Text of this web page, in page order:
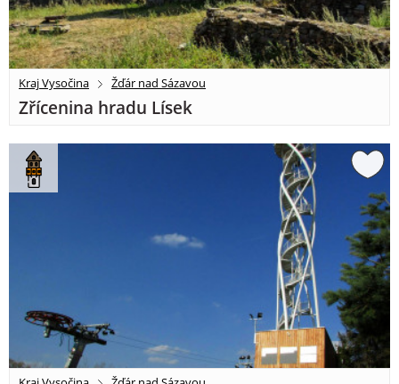
Kraj Vysočina Žďár nad Sázavou
Zřícenina hradu Lísek